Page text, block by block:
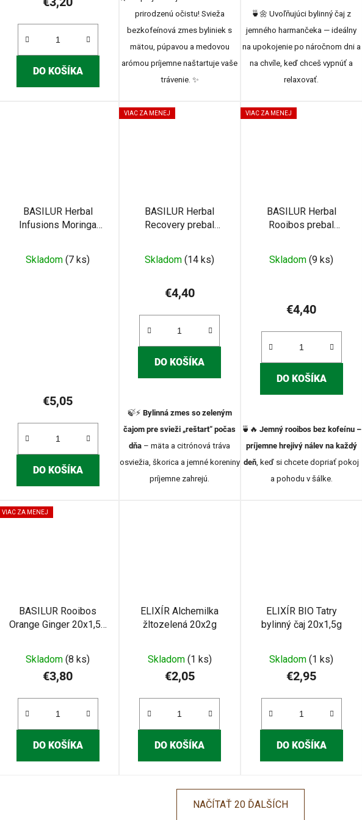
DO KOŠÍKA
prirodzenú očistu! Svieža
bezkofeínová zmes byliniek s
mätou, púpavou a medovou
arómou príjemne naštartuje vaše
trávenie. ✨
🍵🌼 Uvoľňujúci bylinný čaj z
jemného harmančeka — ideálny
na upokojenie po náročnom dni a
na chvíle, keď chceš vypnúť a
relaxovať.
BASILUR Herbal
Infusions Moringa
Skladom(7 ks)
€5,05
DO KOŠÍKA
VIAC ZA MENEJ
BASILUR Herbal
Recovery prebal
Skladom(14 ks)
€4,40
DO KOŠÍKA
🍃⚡ Bylinná zmes so zeleným
čajom pre svieži „reštart“ počas
dňa – mäta a citrónová tráva
osviežia, škorica a jemné koreniny
príjemne zahrejú.
VIAC ZA MENEJ
BASILUR Herbal
Rooibos prebal
hodnotenie
5,0
z
5
hviezdičiek.
Skladom(9 ks)
€4,40
DO KOŠÍKA
🍵🔥 Jemný rooibos bez kofeínu –
príjemne hrejivý nálev na každý
deň, keď si chcete dopriať pokoj
a pohodu v šálke.
VIAC ZA MENEJ
BASILUR Rooibos
Orange Ginger 20x1,5g
Skladom(8 ks)
€3,80
DO KOŠÍKA
ELIXÍR Alchemilka
žltozelená 20x2g
Skladom (1 ks)
€2,05
DO KOŠÍKA
ELIXÍR BIO Tatry
bylinný čaj 20x1,5g
Skladom(1 ks)
€2,95
DO KOŠÍKA
NAČÍTAŤ 20 ĎALŠÍCH